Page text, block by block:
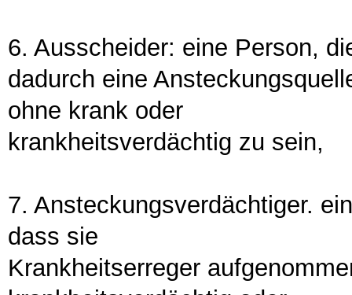
6. Ausscheider: eine Person,
dadurch eine
ohne krank oder
krankheitsverdächtig zu sein,
7. Ansteckungsverdächtiger.
dass sie
Krankheitserreger